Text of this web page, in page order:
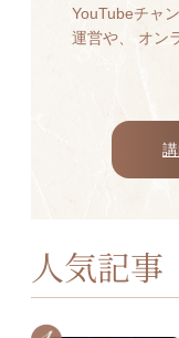
YouTubeチャ
運営や、 オン
人気記事